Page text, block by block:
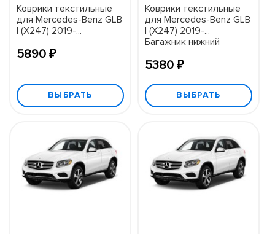
Коврики текстильные
для Mercedes-Benz GLB
I (X247) 2019-...
5890 ₽
ВЫБРАТЬ
Коврики текстильные
для Mercedes-Benz GLB
I (X247) 2019-...
Багажник нижний
5380 ₽
ВЫБРАТЬ